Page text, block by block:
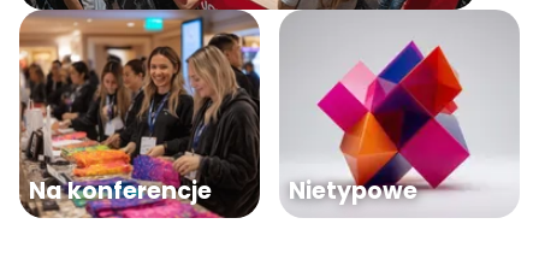
Na konferencje Nietypowe